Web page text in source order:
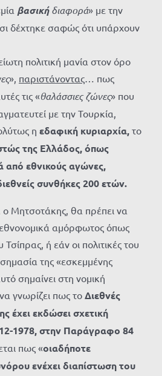
βασικήδιαφορά» με την
δέχτηκε σαφώς ότι υπάρχουν
πολιτική μανία στον όρο
», παριστάνοντας… πως
τις «θαλάσσιες ζώνες» που
με την Τουρκία,
η εδαφική κυριαρχία, το
της Ελλάδος, όπως
από εθνικούς αγώνες,
συνθήκες 200 ετών.
ο Μητσοτάκης, θα πρέπει να
αμόρφωτος όπως
ή εάν οι πολιτικές του
της «εσκεμμένης
σημαίνει στη νομική
γνωρίζει πως το Διεθνές
έχει εκδώσει σχετική
1978, στην Παράγραφο 84
πως «οιαδήποτε
ενέχει διαπίστωση του